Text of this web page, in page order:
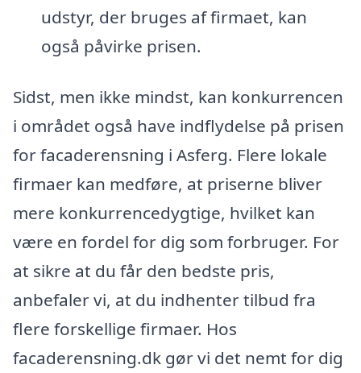
udstyr, der bruges af firmaet, kan
også påvirke prisen.
Sidst, men ikke mindst, kan konkurrencen
i området også have indflydelse på prisen
for facaderensning i Asferg. Flere lokale
firmaer kan medføre, at priserne bliver
mere konkurrencedygtige, hvilket kan
være en fordel for dig som forbruger. For
at sikre at du får den bedste pris,
anbefaler vi, at du indhenter tilbud fra
flere forskellige firmaer. Hos
facaderensning.dk gør vi det nemt for dig